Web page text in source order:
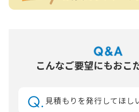
こんなご要望にもおこ
見積もりを発行してほし